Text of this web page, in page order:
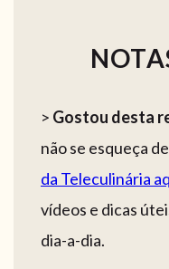
> Gostou desta
não se esqueça
da Teleculinária
vídeos e dicas
dia-a-dia.